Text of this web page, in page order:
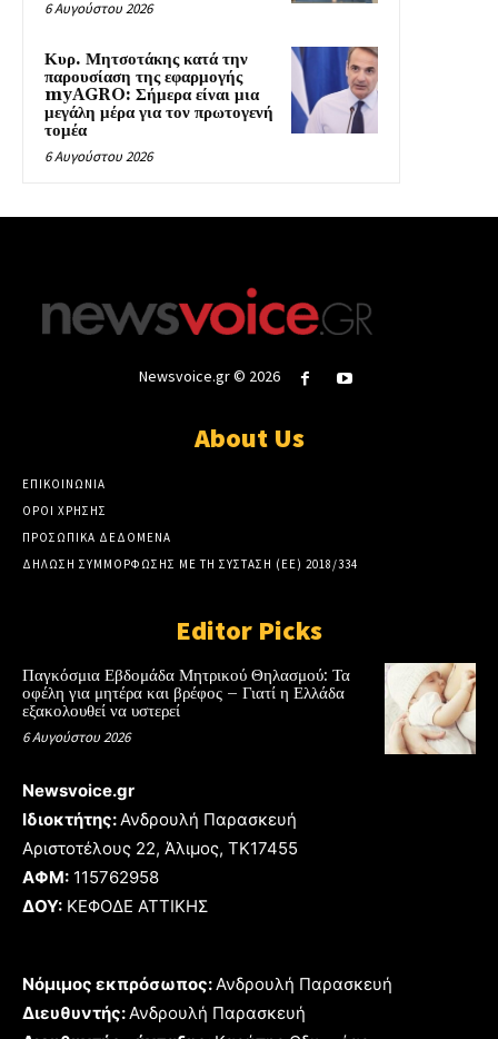
6 Αυγούστου 2026
Κυρ. Μητσοτάκης κατά την
παρουσίαση της εφαρμογής
myAGRO: Σήμερα είναι μια
μεγάλη μέρα για τον πρωτογενή
τομέα
6 Αυγούστου 2026
Newsvoice.gr © 2026
About Us
ΕΠΙΚΟΙΝΩΝΙΑ
ΟΡΟΙ ΧΡΗΣΗΣ
ΠΡΟΣΩΠΙΚΑ ΔΕΔΟΜΕΝΑ
ΔΗΛΩΣΗ ΣΥΜΜΟΡΦΩΣΗΣ ΜΕ ΤΗ ΣΥΣΤΑΣΗ (ΕΕ) 2018/334
Editor Picks
Παγκόσμια Εβδομάδα Μητρικού Θηλασμού: Τα
οφέλη για μητέρα και βρέφος – Γιατί η Ελλάδα
εξακολουθεί να υστερεί
6 Αυγούστου 2026
Newsvoice.gr
Ιδιοκτήτης: Ανδρουλή Παρασκευή
Αριστοτέλους 22, Άλιμος, TK17455
ΑΦΜ: 115762958
ΔΟΥ: ΚΕΦΟΔΕ ΑΤΤΙΚΗΣ
Νόμιμος εκπρόσωπος: Ανδρουλή Παρασκευή
Διευθυντής: Ανδρουλή Παρασκευή